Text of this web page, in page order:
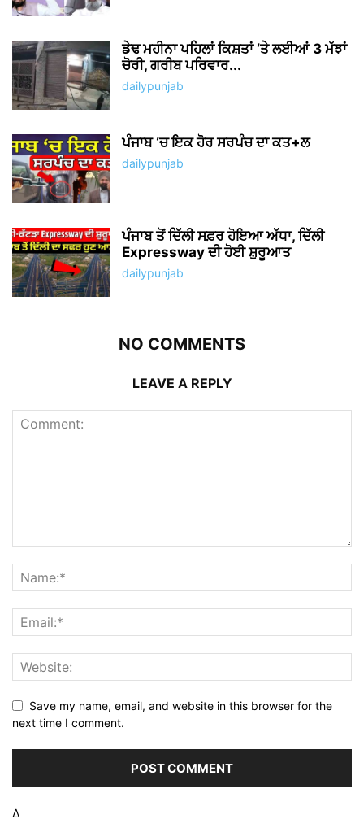
ਡੇਢ ਮਹੀਨਾ ਪਹਿਲਾਂ ਕਿਸ਼ਤਾਂ ‘ਤੇ ਲਈਆਂ 3 ਮੱਝਾਂ
ਚੋਰੀ, ਗਰੀਬ ਪਰਿਵਾਰ...
dailypunjab
ਪੰਜਾਬ ‘ਚ ਇਕ ਹੋਰ ਸਰਪੰਚ ਦਾ ਕਤ+ਲ
dailypunjab
ਪੰਜਾਬ ਤੋਂ ਦਿੱਲੀ ਸਫ਼ਰ ਹੋਇਆ ਅੱਧਾ, ਦਿੱਲੀ
Expressway ਦੀ ਹੋਈ ਸ਼ੁਰੂਆਤ
dailypunjab
NO COMMENTS
LEAVE A REPLY
Save my name, email, and website in this browser for the
next time I comment.
Δ